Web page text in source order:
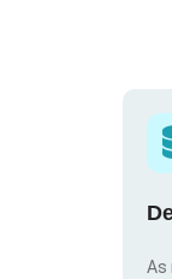
As